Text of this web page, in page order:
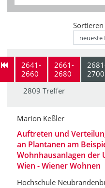
Sortieren
2641-
2660
2661-
2680
2700
2809 Treffer
Marion Keßler
Auftreten und
an Plantanen am
Wohnhausanlagen der
Wien - Wiener Wohnen
Hochschule